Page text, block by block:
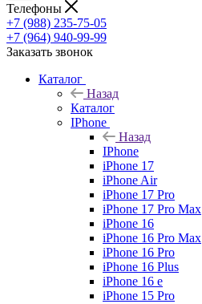
Телефоны
+7 (988) 235-75-05
+7 (964) 940-99-99
Заказать звонок
Каталог
Назад
Каталог
IPhone
Назад
IPhone
iPhone 17
iPhone Air
iPhone 17 Pro
iPhone 17 Pro Max
iPhone 16
iPhone 16 Pro Max
iPhone 16 Pro
iPhone 16 Plus
iPhone 16 e
iPhone 15 Pro